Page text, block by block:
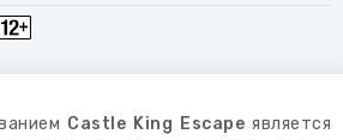
Castle King Escape является